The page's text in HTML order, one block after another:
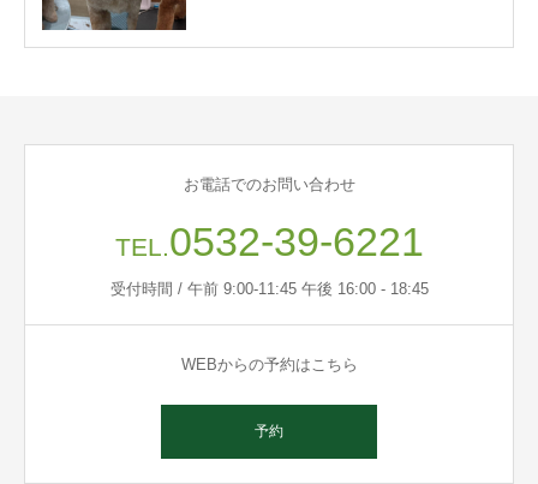
お電話でのお問い合わせ
TEL.0532-39-6221
受付時間 / 午前 9:00-11:45 午後 16:00 - 18:45
WEBからの予約はこちら
予約